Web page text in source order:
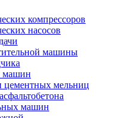
компрессоров
насосов
машины
машин
мельниц
машин